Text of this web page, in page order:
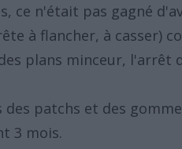
ce n'était pas gagné
à flancher, à casser)
plans minceur, l'arrêt
des patchs et des
3 mois.